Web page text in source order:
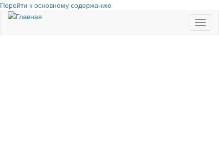
Перейти к основному содержанию